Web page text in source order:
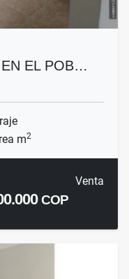
EN EL POB…
m2
Venta
COP